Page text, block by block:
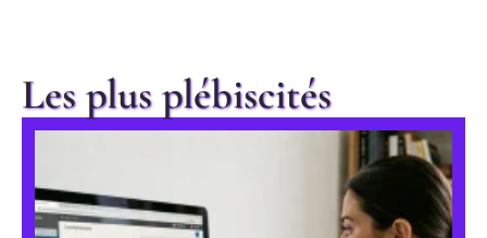
Les plus plébiscités